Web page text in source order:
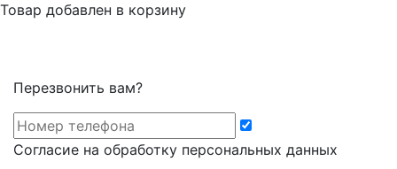
Товар добавлен в корзину
Перезвонить вам?
Cогласие на обработку персональных данных